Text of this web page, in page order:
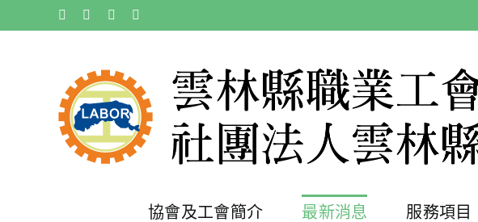
to
Facebook Instagram
協會及工會簡介 最新消息 服務項目